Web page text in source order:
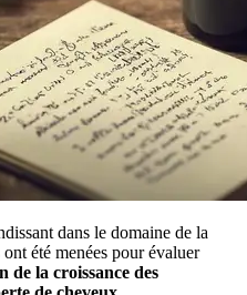
dans le domaine de la
été menées pour évaluer
de la croissance des